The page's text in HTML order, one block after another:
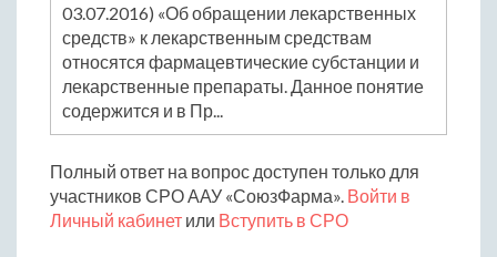
03.07.2016) «Об обращении лекарственных
средств» к лекарственным средствам
относятся фармацевтические субстанции и
лекарственные препараты. Данное понятие
содержится и в Пр...
Полный ответ на вопрос доступен только для
участников СРО ААУ «СоюзФарма». Войти в
Личный кабинет или Вступить в СРО